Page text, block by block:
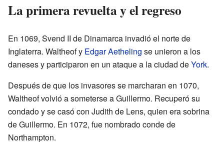
La primera revuelta y el regreso
En 1069, Svend II de Dinamarca invadió el norte de
Inglaterra. Waltheof y Edgar Aetheling se unieron a los
daneses y participaron en un ataque a la ciudad deYork.
Después de que los invasores se marcharan en 1070,
Waltheof volvió a someterse a Guillermo. Recuperó su
condado y se casó con Judith de Lens, quien era sobrina
de Guillermo. En 1072, fue nombrado conde de
Northampton.